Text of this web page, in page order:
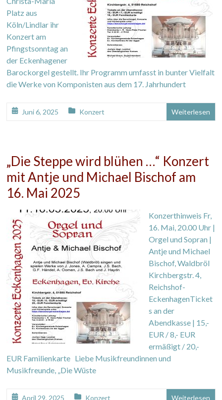
Platz aus
Köln/Lindlar ihr
Konzert am
Pfingstsonntag an
der Eckenhagener
Barockorgel gestellt. Ihr Programm umfasst in bunter Vielfalt
die Werke von Komponisten aus dem 17. Jahrhundert
Juni 6, 2025 Konzert Weiterlesen
„Die Steppe wird blühen …“ Konzert
mit Antje und Michael Bischof am
16. Mai 2025
Konzerthinweis Fr,
16. Mai, 20.00 Uhr |
Orgel und Sopran |
Antje und Michael
Bischof, Waldbröl
Kirchbergstr. 4,
Reichshof-
EckenhagenTicket
s an der
Abendkasse | 15,-
EUR / 8,- EUR
ermäßigt / 20,-
EUR Familienkarte Liebe Musikfreundinnen und
Musikfreunde, „Die Wüste
April 29, 2025 Konzert Weiterlesen